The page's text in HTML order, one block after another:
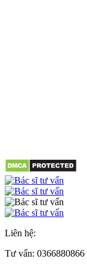
Liên hệ:
Tư vấn: 0366880866